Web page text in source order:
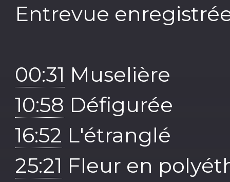
Entrevue
00:31 Muselière
10:58 Défigurée
16:52 L'étranglé
25:21 Fleur en